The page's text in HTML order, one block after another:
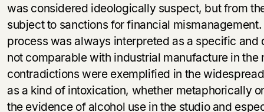
was considered ideologically suspect, but from
subject to sanctions for financial
process was always interpreted as a specific
not comparable with industrial manufacture in the
contradictions were exemplified in the
as a kind of intoxication, whether metaphorically
the evidence of alcohol use in the studio and